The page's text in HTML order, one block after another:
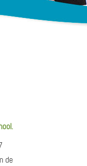
de